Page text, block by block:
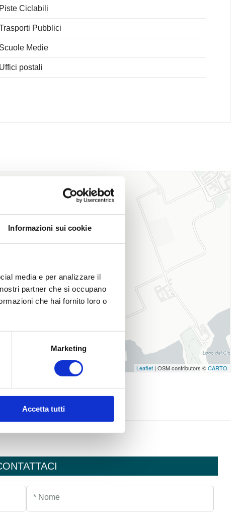
Informazioni sui cookie
media e per analizzare il
partner che si occupano
che hai fornito loro o
Marketing
Accetta tutti
Piste Ciclabili
Pubblici
Scuole Medie
Uffici postali
Leaflet| OSM contributors ©CARTO
* Nome